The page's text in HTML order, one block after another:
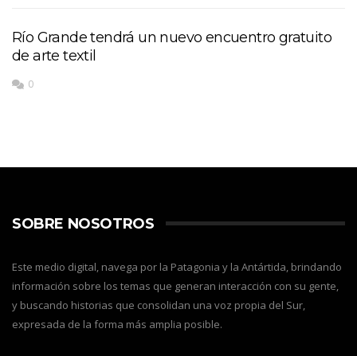
Río Grande tendrá un nuevo encuentro gratuito
de arte textil
0
SOBRE NOSOTROS
Este medio digital, navega por la Patagonia y la Antártida, brindando
información sobre los temas que generan interacción con su gente,
y buscando historias que consolidan una voz propia del Sur,
expresada de la forma más amplia posible.